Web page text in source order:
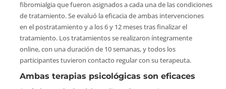
fibromialgia que fueron asignados a cada una de las condiciones
de tratamiento. Se evaluó la eficacia de ambas intervenciones
en el postratamiento y a los 6 y 12 meses tras finalizar el
tratamiento. Los tratamientos se realizaron íntegramente
online, con una duración de 10 semanas, y todos los
participantes tuvieron contacto regular con su terapeuta.
Ambas terapias psicológicas son eficaces